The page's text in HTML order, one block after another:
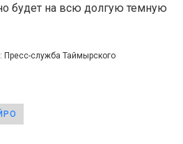
будет на всю долгую темную
Пресс-служба Таймырского